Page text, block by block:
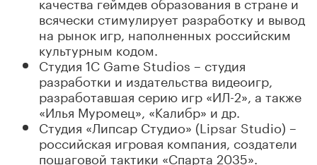
всячески стимулирует разработку и вывод
на рынок игр, наполненных российским
культурным кодом.
Студия 1C Game Studios – студия
разработки и издательства видеоигр,
разработавшая серию игр «ИЛ-2», а также
«Илья Муромец», «Калибр» и др.
Студия «Липсар Студио» (Lipsar Studio) –
российская игровая компания, создатели
пошаговой тактики «Спарта 2035».